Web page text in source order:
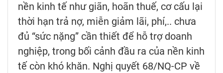
nền kinh tế như giãn, hoãn thuế, cơ cấu lại
thời hạn trả nợ, miễn giảm lãi, phí,.. chưa
đủ “sức nặng” cần thiết để hỗ trợ doanh
nghiệp, trong bối cảnh đầu ra của nền kinh
tế còn khó khăn. Nghị quyết 68/NQ-CP về